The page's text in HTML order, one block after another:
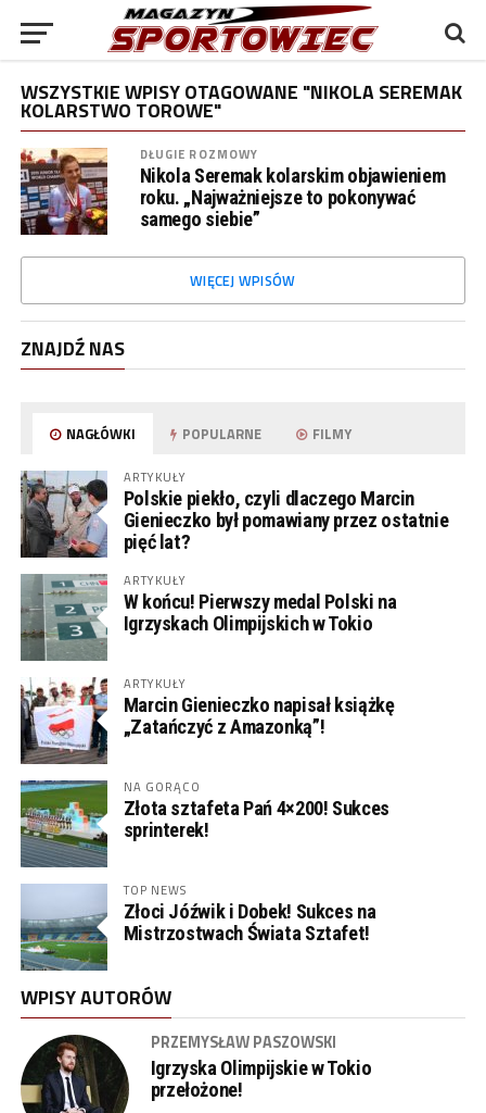
WSZYSTKIE WPISY OTAGOWANE "NIKOLA SEREMAK
KOLARSTWO TOROWE"
DŁUGIE ROZMOWY
Nikola Seremak kolarskim objawieniem
roku. „Najważniejsze to pokonywać
samego siebie”
WIĘCEJ WPISÓW
ZNAJDŹ NAS
NAGŁÓWKI POPULARNE FILMY
ARTYKUŁY
Polskie piekło, czyli dlaczego Marcin
Gienieczko był pomawiany przez ostatnie
pięć lat?
ARTYKUŁY
W końcu! Pierwszy medal Polski na
Igrzyskach Olimpijskich w Tokio
ARTYKUŁY
Marcin Gienieczko napisał książkę
„Zatańczyć z Amazonką”!
NA GORĄCO
Złota sztafeta Pań 4×200! Sukces
sprinterek!
TOP NEWS
Złoci Jóźwik i Dobek! Sukces na
Mistrzostwach Świata Sztafet!
WPISY AUTORÓW
PRZEMYSŁAW PASZOWSKI
Igrzyska Olimpijskie w Tokio
przełożone!